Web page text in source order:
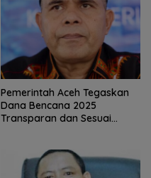
Pemerintah Aceh Tegaskan
Dana Bencana 2025
Transparan dan Sesuai